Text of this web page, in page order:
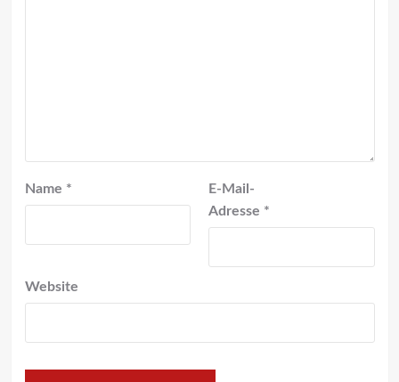
Name *
E-Mail-
Adresse *
Website